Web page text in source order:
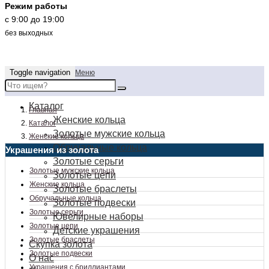
Режим работы
c 9:00 до 19:00
без выходных
Toggle navigation Меню
Каталог
Женские кольца
Золотые мужские кольца
Обручальные кольца
Золотые серьги
Золотые цепи
Золотые браслеты
Золотые подвески
Ювелирные наборы
Детские украшения
Скупка золота
О нас
Главная
Каталог
Женские кольца
Украшения из золота
Золотые мужские кольца
Женские кольца
Обручальные кольца
Золотые серьги
Золотые цепи
Золотые браслеты
Золотые подвески
Украшения с бриллиантами